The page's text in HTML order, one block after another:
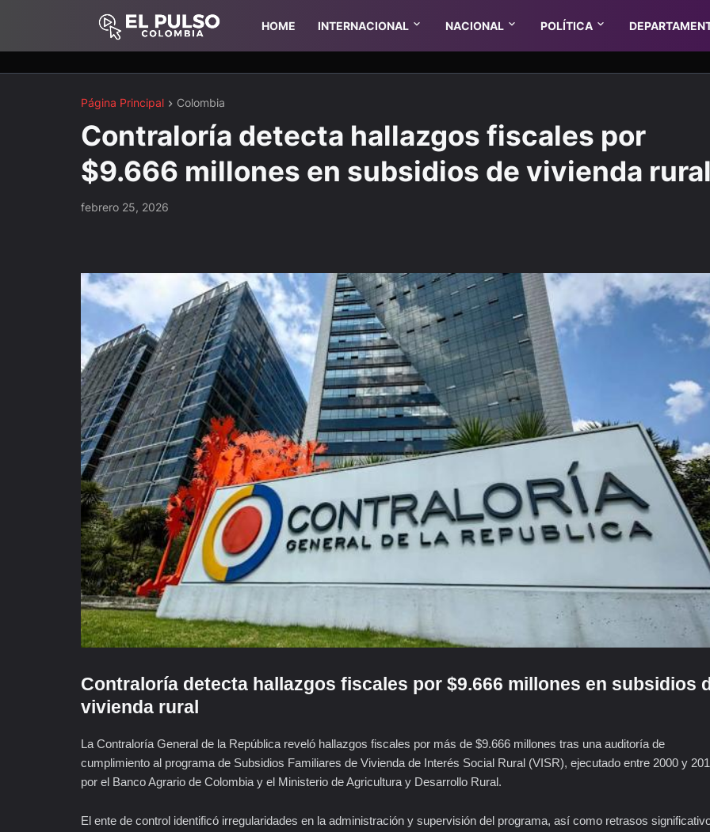
HOME INTERNACIONAL NACIONAL POLÍTICA
Página Principal Colombia
Contraloría detecta hallazgos fiscales por
$9.666 millones en subsidios de vivienda rural
febrero 25, 2026
Contraloría detecta hallazgos fiscales por $9.666 millones en subsidios
vivienda rural
La Contraloría General de la República reveló hallazgos fiscales por más de $9.666 millones tras una auditoría de
cumplimiento al programa de Subsidios Familiares de Vivienda de Interés Social Rural (VISR), ejecutado entre 2000 y
por el Banco Agrario de Colombia y el Ministerio de Agricultura y Desarrollo Rural.
El ente de control identificó irregularidades en la administración y supervisión del programa, así como retrasos